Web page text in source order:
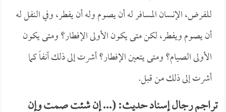
للفرض، الإنسان المسافر له أن يصوم وله أن يفطر، وفي النفل له
أن يصوم ويفطر، لكن متى يكون الأولى الإفطار؟ ومتى يكون
الأولى الصيام؟ ومتى يتعين الإفطار؟ أشرت إلى ذلك آنفاً كما
أشرت إلى ذلك من قبل.
تراجم رجال إسناد حديث: (... إن شئت صمت وإن